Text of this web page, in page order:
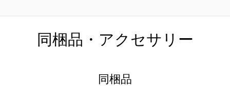
同梱品・アクセサリー
同梱品